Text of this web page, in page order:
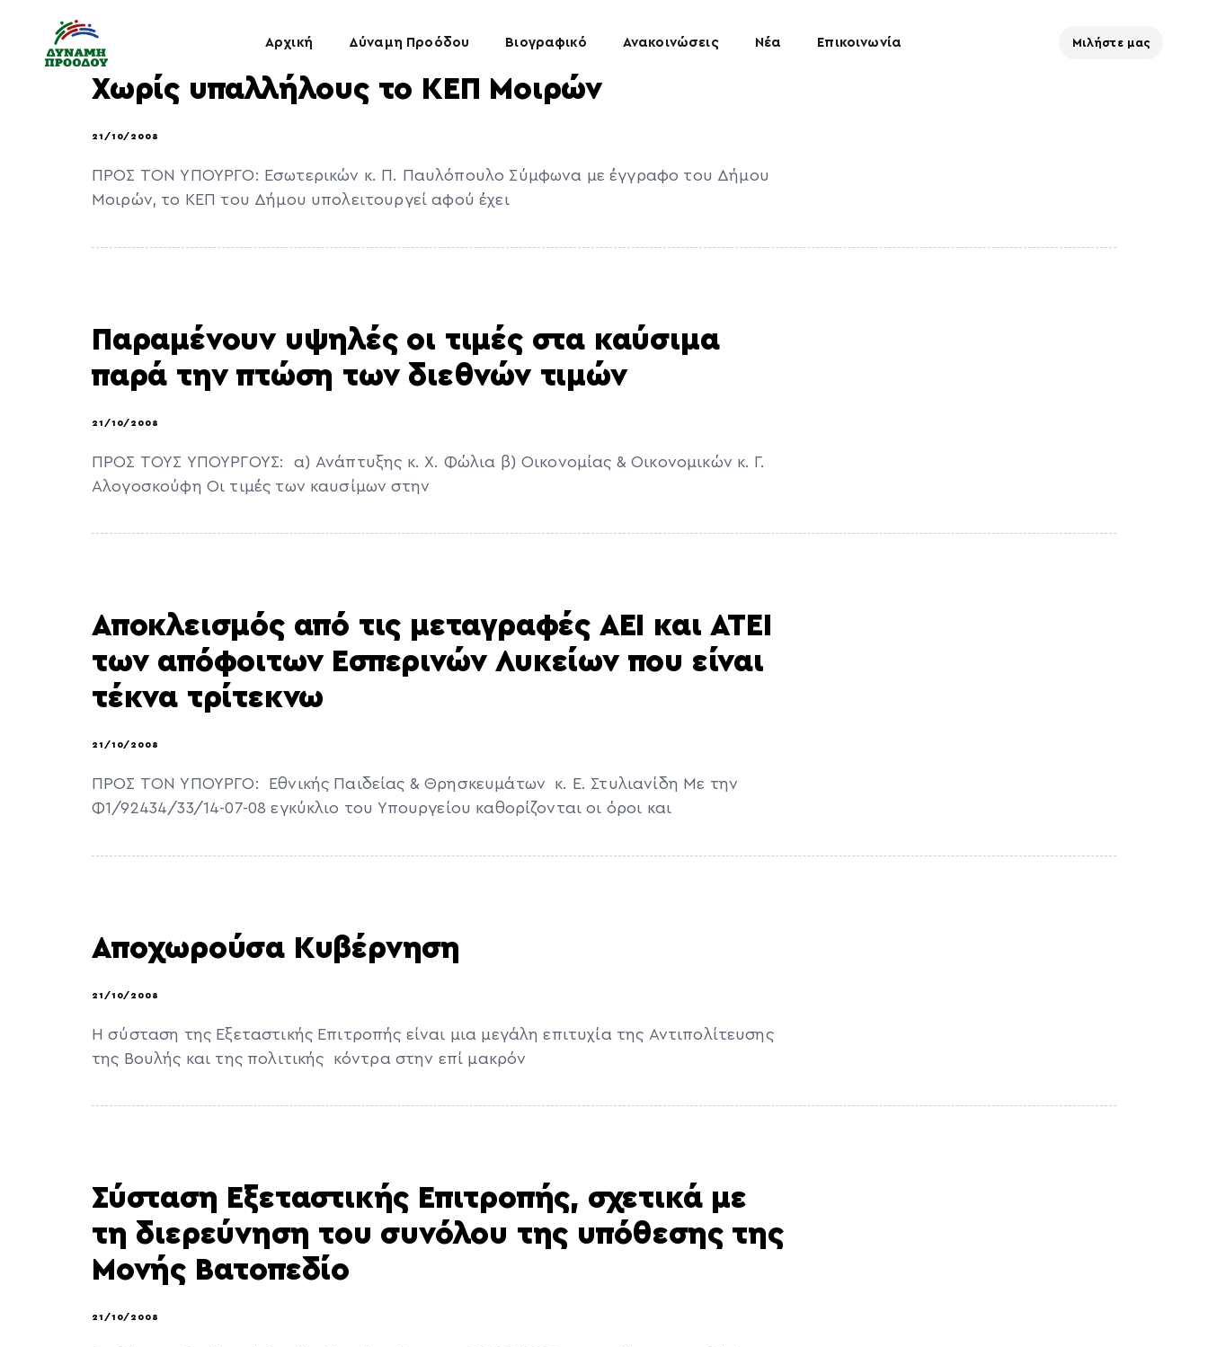
Αρχική Δύναμη Προόδου Βιογραφικό Ανακοινώσεις Νέα Επικοινωνία Μιλήστε μας
Χωρίς υπαλλήλους το ΚΕΠ Μοιρών
21/10/2008
ΠΡΟΣ ΤΟΝ ΥΠΟΥΡΓΟ: Εσωτερικών κ. Π. Παυλόπουλο Σύμφωνα με έγγραφο του Δήμου
Μοιρών, το ΚΕΠ του Δήμου υπολειτουργεί αφού έχει
Παραμένουν υψηλές οι τιμές στα καύσιμα
παρά την πτώση των διεθνών τιμών
21/10/2008
ΠΡΟΣ ΤΟΥΣ ΥΠΟΥΡΓΟΥΣ: α) Ανάπτυξης κ. Χ. Φώλια β) Οικονομίας & Οικονομικών κ. Γ.
Αλογοσκούφη Οι τιμές των καυσίμων στην
Αποκλεισμός από τις μεταγραφές ΑΕΙ και ΑΤΕΙ
των απόφοιτων Εσπερινών Λυκείων που είναι
τέκνα τρίτεκνω
21/10/2008
ΠΡΟΣ ΤΟΝ ΥΠΟΥΡΓΟ: Εθνικής Παιδείας & Θρησκευμάτων κ. Ε. Στυλιανίδη Με την
Φ1/92434/33/14-07-08 εγκύκλιο του Υπουργείου καθορίζονται οι όροι και
Αποχωρούσα Κυβέρνηση
21/10/2008
Η σύσταση της Εξεταστικής Επιτροπής είναι μια μεγάλη επιτυχία της Αντιπολίτευσης
της Βουλής και της πολιτικής κόντρα στην επί μακρόν
Σύσταση Εξεταστικής Επιτροπής, σχετικά με
τη διερεύνηση του συνόλου της υπόθεσης της
Μονής Βατοπεδίο
21/10/2008